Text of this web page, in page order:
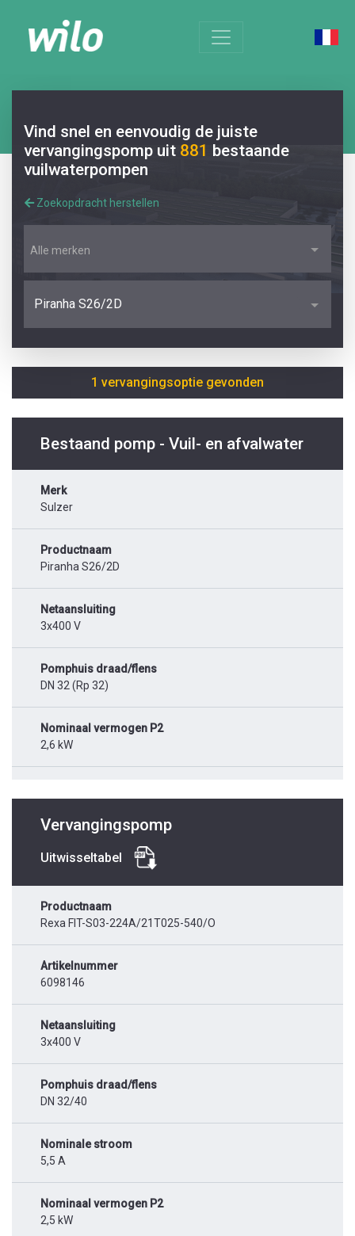
Vind snel en eenvoudig de juiste
vervangingspomp uit 881 bestaande
vuilwaterpompen
Zoekopdracht herstellen
Alle merken
Piranha S26/2D
1 vervangingsoptie gevonden
Bestaand pomp - Vuil- en afvalwater
Merk
Sulzer
Productnaam
Piranha S26/2D
Netaansluiting
3x400 V
Pomphuis draad/flens
DN 32 (Rp 32)
Nominaal vermogen P2
2,6 kW
Vervangingspomp
Uitwisseltabel
Productnaam
Rexa FIT-S03-224A/21T025-540/O
Artikelnummer
6098146
Netaansluiting
3x400 V
Pomphuis draad/flens
DN 32/40
Nominale stroom
5,5 A
Nominaal vermogen P2
2,5 kW